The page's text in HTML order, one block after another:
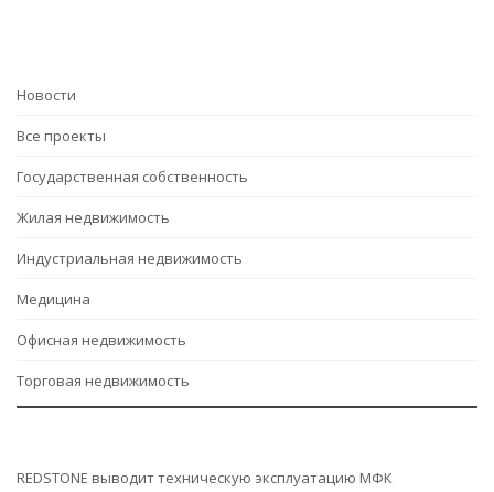
Hовости
Все проекты
Государственная собственность
Жилая недвижимость
Индустриальная недвижимость
Медицина
Офисная недвижимость
Торговая недвижимость
REDSTONE выводит техническую эксплуатацию МФК